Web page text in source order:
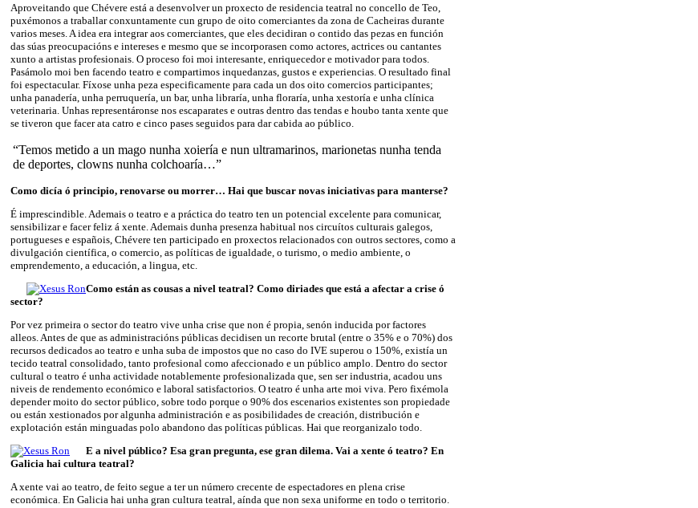
Aproveitando que Chévere está a desenvolver un proxecto de residencia teatral no concello de Teo,
puxémonos a traballar conxuntamente cun grupo de oito comerciantes da zona de Cacheiras durante
varios meses. A idea era integrar aos comerciantes, que eles decidiran o contido das pezas en función
das súas preocupacións e intereses e mesmo que se incorporasen como actores, actrices ou cantantes
xunto a artistas profesionais. O proceso foi moi interesante, enriquecedor e motivador para todos.
Pasámolo moi ben facendo teatro e compartimos inquedanzas, gustos e experiencias. O resultado final
foi espectacular. Fíxose unha peza especificamente para cada un dos oito comercios participantes;
unha panadería, unha perruquería, un bar, unha libraría, unha floraría, unha xestoría e unha clínica
veterinaria. Unhas representáronse nos escaparates e outras dentro das tendas e houbo tanta xente que
se tiveron que facer ata catro e cinco pases seguidos para dar cabida ao público.
“Temos metido a un mago nunha xoiería e nun ultramarinos, marionetas nunha tenda
de deportes, clowns nunha colchoaría…”
Como dicía ó principio, renovarse ou morrer… Hai que buscar novas iniciativas para manterse?
É imprescindible. Ademais o teatro e a práctica do teatro ten un potencial excelente para comunicar,
sensibilizar e facer feliz á xente. Ademais dunha presenza habitual nos circuítos culturais galegos,
portugueses e españois, Chévere ten participado en proxectos relacionados con outros sectores, como a
divulgación científica, o comercio, as políticas de igualdade, o turismo, o medio ambiente, o
emprendemento, a educación, a lingua, etc.
Como están as cousas a nivel teatral? Como diriades que está a afectar a crise ó
sector?
Por vez primeira o sector do teatro vive unha crise que non é propia, senón inducida por factores
alleos. Antes de que as administracións públicas decidisen un recorte brutal (entre o 35% e o 70%) dos
recursos dedicados ao teatro e unha suba de impostos que no caso do IVE superou o 150%, existía un
tecido teatral consolidado, tanto profesional como afeccionado e un público amplo. Dentro do sector
cultural o teatro é unha actividade notablemente profesionalizada que, sen ser industria, acadou uns
niveis de rendemento económico e laboral satisfactorios. O teatro é unha arte moi viva. Pero fixémola
depender moito do sector público, sobre todo porque o 90% dos escenarios existentes son propiedade
ou están xestionados por algunha administración e as posibilidades de creación, distribución e
explotación están minguadas polo abandono das políticas públicas. Hai que reorganizalo todo.
E a nivel público? Esa gran pregunta, ese gran dilema. Vai a xente ó teatro? En
Galicia hai cultura teatral?
A xente vai ao teatro, de feito segue a ter un número crecente de espectadores en plena crise
económica. En Galicia hai unha gran cultura teatral, aínda que non sexa uniforme en todo o territorio.